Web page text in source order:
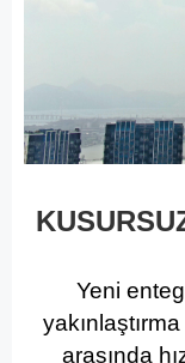
Yeni
arasında